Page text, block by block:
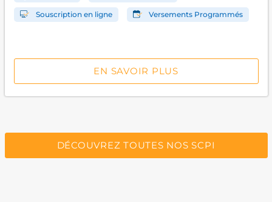
Souscription en ligne Versements Programmés
EN SAVOIR PLUS
DÉCOUVREZ TOUTES NOS SCPI